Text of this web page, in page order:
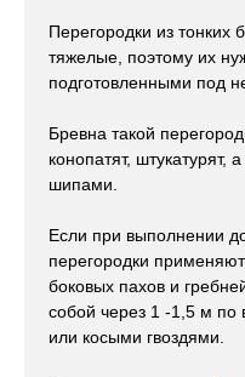
Перегородки из тонких
тяжелые, поэтому их
подготовленными под
Бревна такой
конопатят, штукатурят,
шипами.
Если при выполнении
перегородки
боковых пахов и
собой через 1 -1,5 м
или косыми гвоздями.